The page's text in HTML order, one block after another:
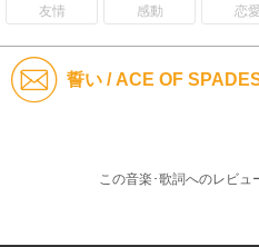
友情 感動 恋愛
誓い / ACE OF
この音楽･歌詞へのレビュ